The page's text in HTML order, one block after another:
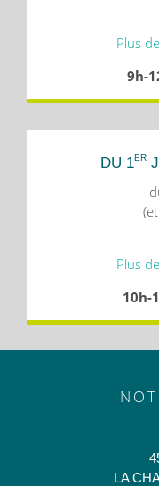
Plus
9h-
DU 1ER
Plus
10h-
LA